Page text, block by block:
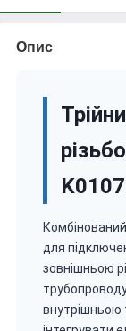
Опис
для
зовнішньою
внутрішньою